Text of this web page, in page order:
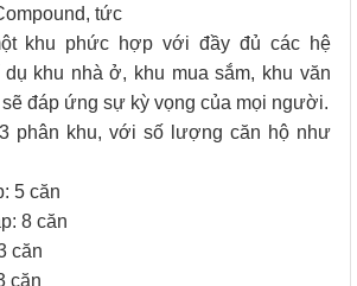
tức
khu phức hợp với đầy đủ các hệ
khu nhà ở, khu mua sắm, khu văn
đáp ứng sự kỳ vọng của mọi người.
phân khu, với số lượng căn hộ như
5 căn
8 căn
căn
căn